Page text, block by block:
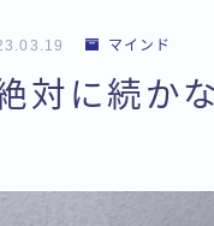
マインド
対に続か